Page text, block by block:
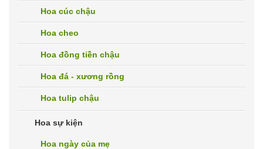
Hoa cúc chậu
Hoa cheo
Hoa đồng tiền chậu
Hoa đá - xương rồng
Hoa tulip chậu
Hoa sự kiện
Hoa ngày của mẹ